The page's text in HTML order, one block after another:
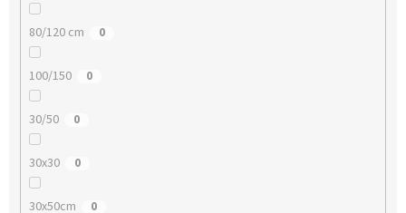
80/120 cm 0
100/150 0
30/50 0
30x30 0
30x50cm 0